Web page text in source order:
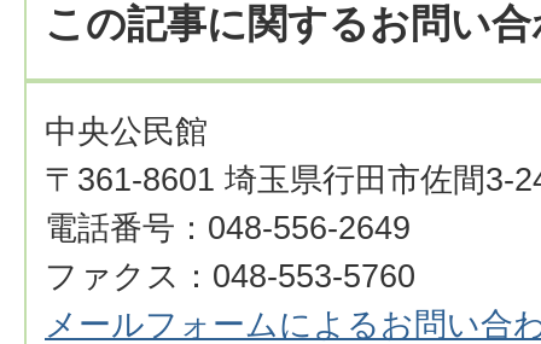
この記事に関するお問い
中央公民館
〒361-8601 埼玉県行田市佐間3-
電話番号：048-556-2649
ファクス：048-553-5760
メールフォームによるお問い合